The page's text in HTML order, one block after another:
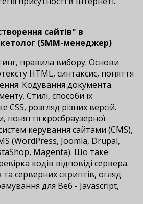
сайтів" в
(SMM-менеджер)
правила вибору. Основи
HTML, синтаксис, поняття
Кодування документа.
Стилі, способи їх
розгляд різних версій.
поняття кросбраузерної
керування сайтами (CMS),
(WordPress, Joomla, Drupal,
Magenta). Що таке
кодів відповіді сервера.
та серверних скриптів, огляд
для Веб - Javascript,